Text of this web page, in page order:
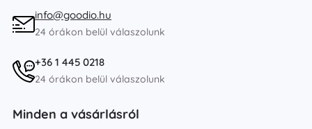
info@goodio.hu
24 órákon belül válaszolunk
+36 1 445 0218
24 órákon belül válaszolunk
Minden a vásárlásról